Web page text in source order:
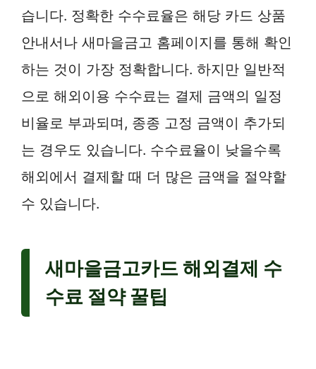
습니다. 정확한 수수료율은 해당 카드 상품
안내서나 새마을금고 홈페이지를 통해 확인
하는 것이 가장 정확합니다. 하지만 일반적
으로 해외이용 수수료는 결제 금액의 일정
비율로 부과되며, 종종 고정 금액이 추가되
는 경우도 있습니다. 수수료율이 낮을수록
해외에서 결제할 때 더 많은 금액을 절약할
수 있습니다.
새마을금고카드 해외결제 수
수료 절약 꿀팁